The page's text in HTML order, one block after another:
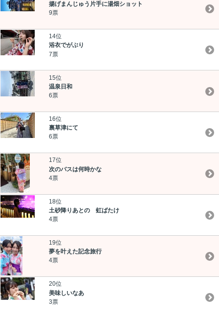
揚げまんじゅう片手に湯畑ショット
9票
14位
浴衣でがぶり
7票
15位
温泉日和
6票
16位
裏草津にて
6票
17位
次のバスは何時かな
4票
18位
土砂降りあとの 虹ばたけ
4票
19位
夢を叶えた記念旅行
4票
20位
美味しいなあ
3票